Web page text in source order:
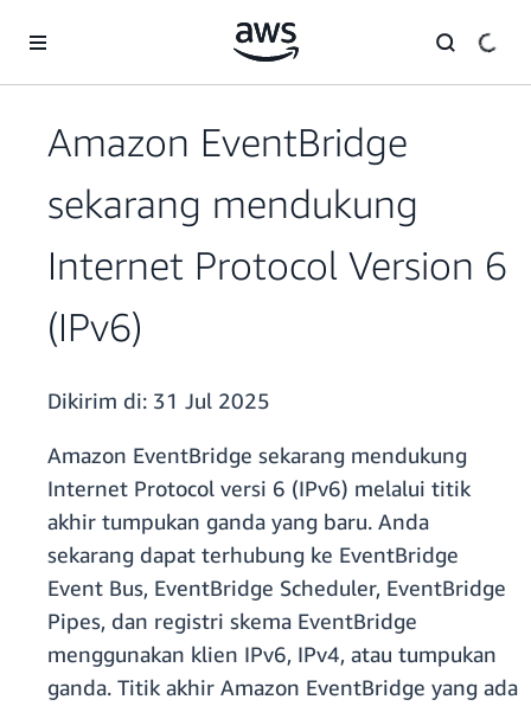
Amazon EventBridge
sekarang mendukung
Internet Protocol Version 6
(IPv6)
Dikirim di: 31 Jul 2025
Amazon EventBridge sekarang mendukung
Internet Protocol versi 6 (IPv6) melalui titik
akhir tumpukan ganda yang baru. Anda
sekarang dapat terhubung ke EventBridge
Event Bus, EventBridge Scheduler, EventBridge
Pipes, dan registri skema EventBridge
menggunakan klien IPv6, IPv4, atau tumpukan
ganda. Titik akhir Amazon EventBridge yang ada